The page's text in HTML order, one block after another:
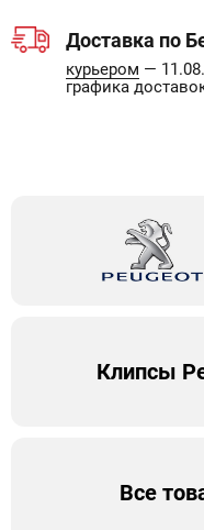
Доставка по
курьером —
графика
Клипсы
Все